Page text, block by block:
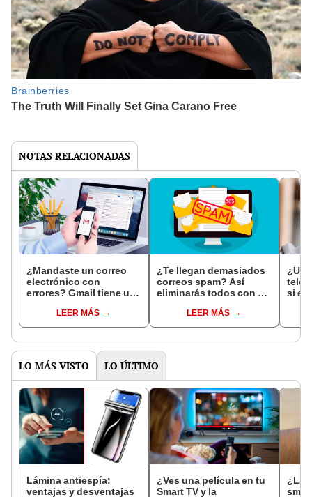
NOTAS RELACIONADAS
¿Mandaste un correo
electrónico con
errores? Gmail tiene un
LEER MÁS
¿Te llegan demasiados
correos spam? Así
eliminarás todos con un
vuelvan a escribirte
LEER MÁS
si
LO MÁS VISTO LO ÚLTIMO
Lámina antiespía:
ventajas y desventajas
¿Ves una película en tu
Smart TV y la
¿La